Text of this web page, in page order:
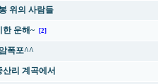
위의 사람들
한 운해~ [2]
폭포^^
산리 계곡에서